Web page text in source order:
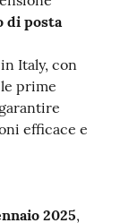
di posta
Italy, con
prime
efficace e
2025,